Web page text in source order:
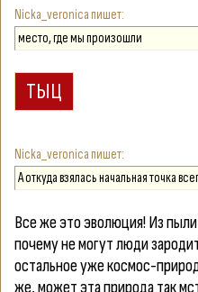
Nicka_veronica
место, где мы произошли
Nicka_veronica
А откуда взялась начальная точка
Все же это эволюция! Из
почему не могут люди
остальное уже космос-
же, может эта природа так